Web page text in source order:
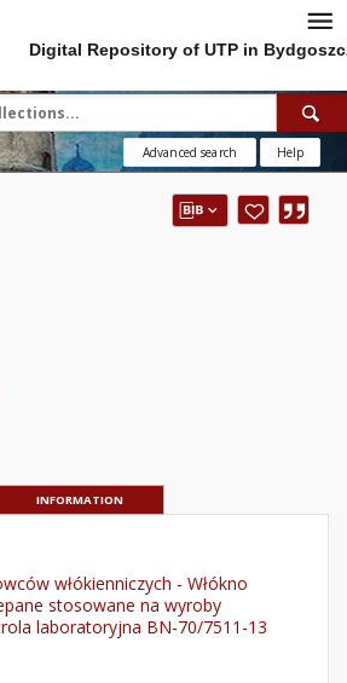
Digital Repository of UTP in
Advanced search Help
INFORMATION
włókienniczych - Włókno
stosowane na wyroby
laboratoryjna BN-70/7511-13